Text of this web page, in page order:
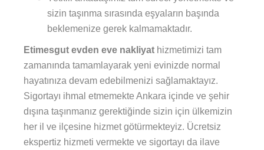
sizin taşınma sırasında eşyaların başında
beklemenize gerek kalmamaktadır.
Etimesgut evden eve nakliyat hizmetimizi tam
zamanında tamamlayarak yeni evinizde normal
hayatınıza devam edebilmenizi sağlamaktayız.
Sigortayı ihmal etmemekte Ankara içinde ve şehir
dışına taşınmanız gerektiğinde sizin için ülkemizin
her il ve ilçesine hizmet götürmekteyiz. Ücretsiz
ekspertiz hizmeti vermekte ve sigortayı da ilave